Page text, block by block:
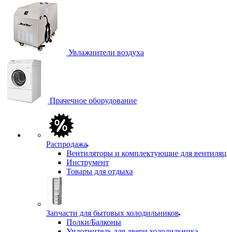
Увлажнители воздуха
Прачечное оборудование
Распродажа
Вентиляторы и комплектующие для
Инструмент
Товары для отдыха
Запчасти для бытовых холодильников
Полки/Балконы